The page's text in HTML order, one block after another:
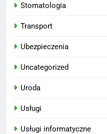
Stomatologia
Transport
Ubezpieczenia
Uncategorized
Uroda
Usługi
Usługi informatyczne